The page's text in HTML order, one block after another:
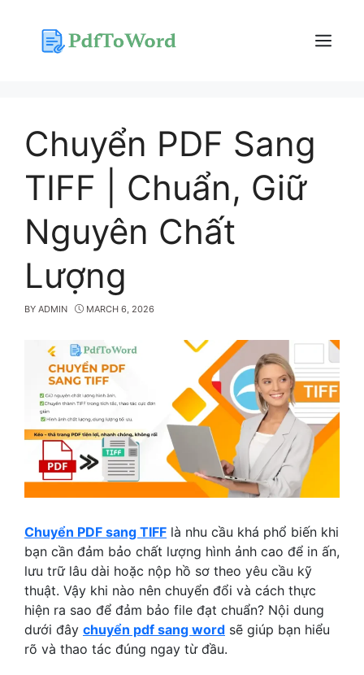
content
Menu
Chuyển PDF Sang
TIFF | Chuẩn, Giữ
Nguyên Chất
Lượng
BY ADMIN MARCH 6, 2026
Chuyển PDF sang TIFF là nhu cầu khá phổ biến khi
bạn cần đảm bảo chất lượng hình ảnh cao để in ấn,
lưu trữ lâu dài hoặc nộp hồ sơ theo yêu cầu kỹ
thuật. Vậy khi nào nên chuyển đổi và cách thực
hiện ra sao để đảm bảo file đạt chuẩn? Nội dung
dưới đây chuyển pdf sang word sẽ giúp bạn hiểu
rõ và thao tác đúng ngay từ đầu.